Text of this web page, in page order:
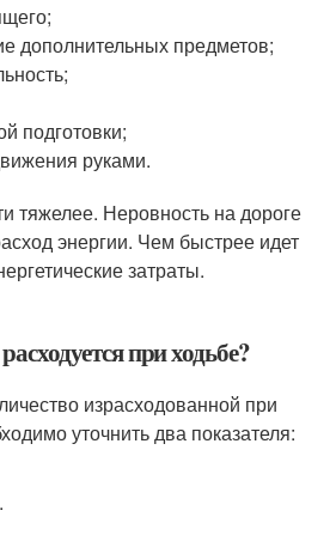
дополнительных предметов;
подготовки;
руками.
тяжелее. Неровность на дороге
энергии. Чем быстрее идет
затраты.
при ходьбе?
израсходованной при
уточнить два показателя: